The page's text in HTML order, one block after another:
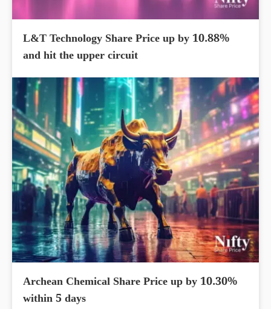
L&T Technology Share Price up by 10.88%
and hit the upper circuit
Archean Chemical Share Price up by 10.30%
within 5 days